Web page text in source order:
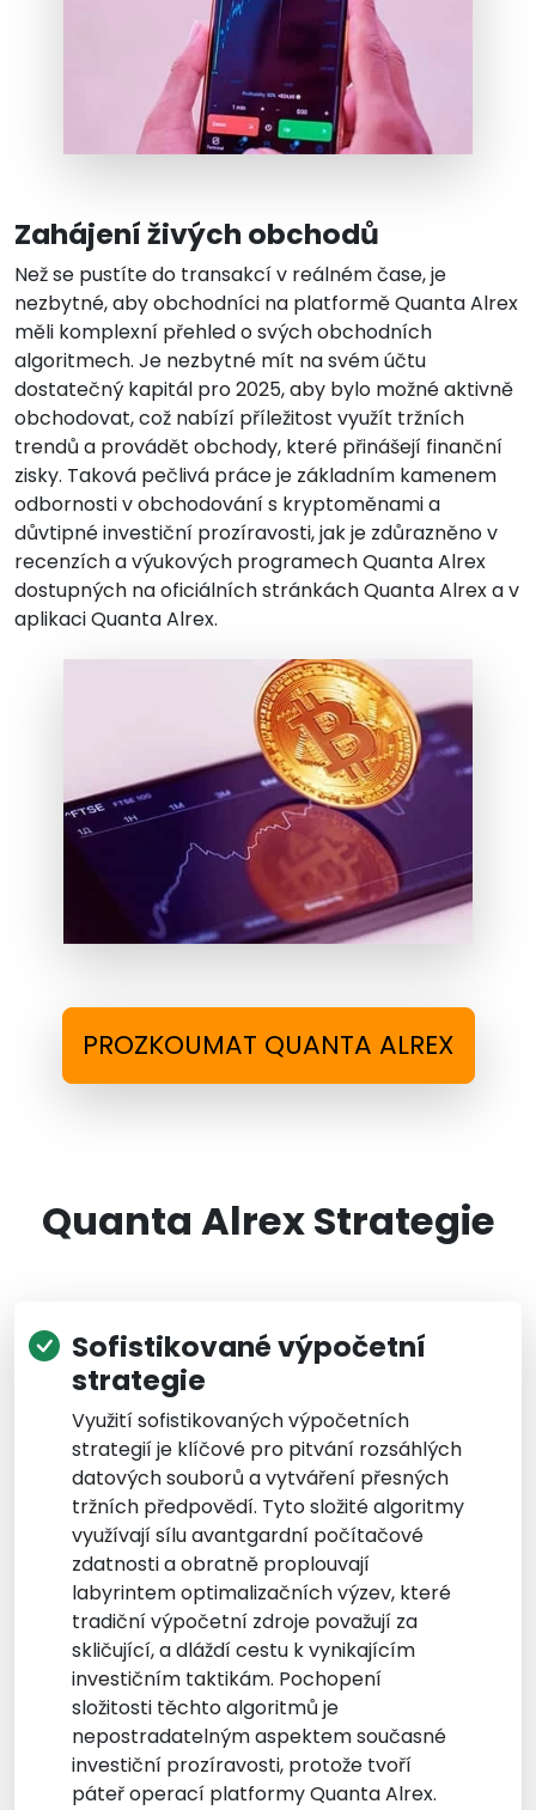
Zahájení živých obchodů
Než se pustíte do transakcí v reálném čase, je
nezbytné, aby obchodníci na platformě Quanta Alrex
měli komplexní přehled o svých obchodních
algoritmech. Je nezbytné mít na svém účtu
dostatečný kapitál pro 2025, aby bylo možné aktivně
obchodovat, což nabízí příležitost využít tržních
trendů a provádět obchody, které přinášejí finanční
zisky. Taková pečlivá práce je základním kamenem
odbornosti v obchodování s kryptoměnami a
důvtipné investiční prozíravosti, jak je zdůrazněno v
recenzích a výukových programech Quanta Alrex
dostupných na oficiálních stránkách Quanta Alrex a v
aplikaci Quanta Alrex.
PROZKOUMAT QUANTA ALREX
Quanta Alrex Strategie
Sofistikované výpočetní
strategie
Využití sofistikovaných výpočetních
strategií je klíčové pro pitvání rozsáhlých
datových souborů a vytváření přesných
tržních předpovědí. Tyto složité algoritmy
využívají sílu avantgardní počítačové
zdatnosti a obratně proplouvají
labyrintem optimalizačních výzev, které
tradiční výpočetní zdroje považují za
skličující, a dláždí cestu k vynikajícím
investičním taktikám. Pochopení
složitosti těchto algoritmů je
nepostradatelným aspektem současné
investiční prozíravosti, protože tvoří
páteř operací platformy Quanta Alrex.